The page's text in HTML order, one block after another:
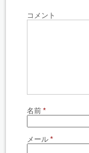
コメント
名前 *
メール *